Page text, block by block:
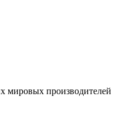
мировых производителей